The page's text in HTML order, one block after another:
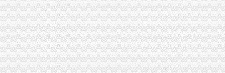
免费
qq空间克隆_克隆空间_qq背景墙图片大全_qq克隆空间免费下载
同花顺免费炒股软件下载_免费PC股票软件排行榜_同花顺下载中心
免费公司
苏州街3号大恒科技大厦免费公司注册【今日推荐网-北京工商/税务/财
【成都MFG创客联邦】创业免费体验季/免费公司注册
免费注册